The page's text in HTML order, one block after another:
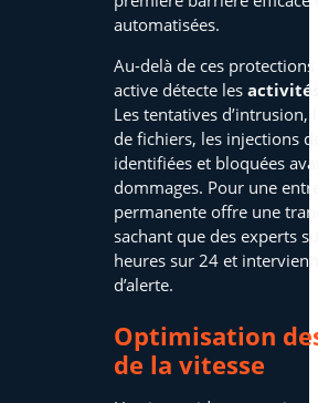
automatisées.
Au-delà de ces
active détecte les
Les tentatives
de fichiers, les injections
identifiées et bloquées
dommages. Pour une
permanente offre une
sachant que des experts
heures sur 24 et
d’alerte.
Optimisation
de la vitesse